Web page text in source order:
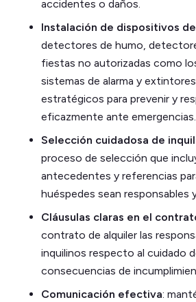
accidentes o daños.
Instalación de dispositivos
detectores de humo,
fiestas no autorizadas como
sistemas de alarma y
estratégicos para prevenir y
eficazmente ante emergencias.
Selección cuidadosa de
proceso de selección que
antecedentes y referencias
huéspedes sean responsables
Cláusulas claras en el
contrato de alquiler las
inquilinos respecto al cuidado
consecuencias de
Comunicación efectiva: